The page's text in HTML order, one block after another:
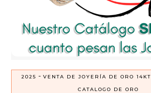
2025 - VENTA DE JOYERÍA DE ORO 14KT
CATALOGO DE ORO